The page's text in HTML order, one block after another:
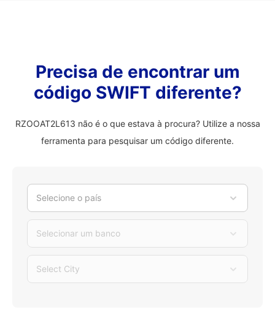
Precisa de encontrar um
código SWIFT diferente?
RZOOAT2L613 não é o que estava à procura? Utilize a nossa
ferramenta para pesquisar um código diferente.
Selecione o país
Selecionar um banco
Select City